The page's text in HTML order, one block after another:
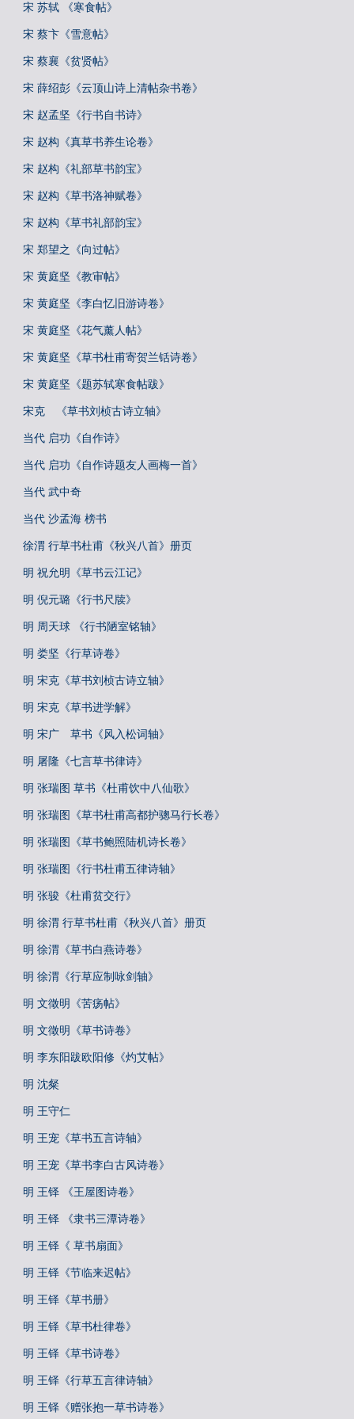
宋 苏轼 《寒食帖》
宋 蔡卞《雪意帖》
宋 蔡襄《贫贤帖》
宋 薛绍彭《云顶山诗上清帖杂书卷》
宋 赵孟坚《行书自书诗》
宋 赵构《真草书养生论卷》
宋 赵构《礼部草书韵宝》
宋 赵构《草书洛神赋卷》
宋 赵构《草书礼部韵宝》
宋 郑望之《向过帖》
宋 黄庭坚《教审帖》
宋 黄庭坚《李白忆旧游诗卷》
宋 黄庭坚《花气薰人帖》
宋 黄庭坚《草书杜甫寄贺兰铦诗卷》
宋 黄庭坚《题苏轼寒食帖跋》
宋克 《草书刘桢古诗立轴》
当代 启功《自作诗》
当代 启功《自作诗题友人画梅一首》
当代 武中奇
当代 沙孟海 榜书
徐渭 行草书杜甫《秋兴八首》册页
明 祝允明《草书云江记》
明 倪元璐《行书尺牍》
明 周天球 《行书陋室铭轴》
明 娄坚《行草诗卷》
明 宋克《草书刘桢古诗立轴》
明 宋克《草书进学解》
明 宋广 草书《风入松词轴》
明 屠隆《七言草书律诗》
明 张瑞图 草书《杜甫饮中八仙歌》
明 张瑞图《草书杜甫高都护骢马行长卷》
明 张瑞图《草书鲍照陆机诗长卷》
明 张瑞图《行书杜甫五律诗轴》
明 张骏《杜甫贫交行》
明 徐渭 行草书杜甫《秋兴八首》册页
明 徐渭《草书白燕诗卷》
明 徐渭《行草应制咏剑轴》
明 文徵明《苦疡帖》
明 文徵明《草书诗卷》
明 李东阳跋欧阳修《灼艾帖》
明 沈粲
明 王守仁
明 王宠《草书五言诗轴》
明 王宠《草书李白古风诗卷》
明 王铎 《王屋图诗卷》
明 王铎 《隶书三潭诗卷》
明 王铎《 草书扇面》
明 王铎《节临来迟帖》
明 王铎《草书册》
明 王铎《草书杜律卷》
明 王铎《草书诗卷》
明 王铎《行草五言律诗轴》
明 王铎《赠张抱一草书诗卷》